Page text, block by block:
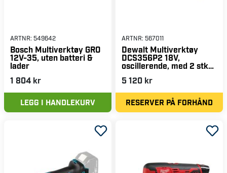
ARTNR: 549642
Bosch Multiverktøy GRO
12V-35, uten batteri &
lader
1 804 kr
LEGG I HANDLEKURV
ARTNR: 567011
Dewalt Multiverktøy
DCS356P2 18V,
oscillerende, med 2 stk
5 120 kr
RESERVER PÅ FORHÅND